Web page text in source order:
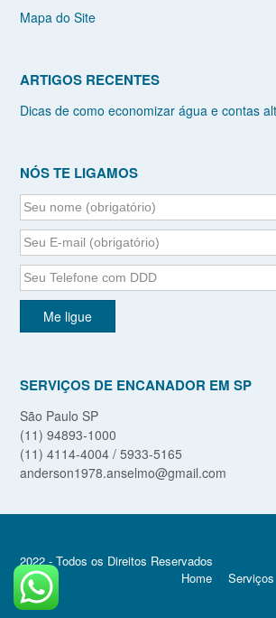
Mapa do Site
ARTIGOS RECENTES
Dicas de como economizar água e contas
NÓS TE LIGAMOS
SERVIÇOS DE ENCANADOR EM SP
São Paulo SP
(11) 94893-1000
(11) 4114-4004 / 5933-5165
anderson1978.anselmo@gmail.com
2022 - Todos os Direitos Reservados
Home
Serviços